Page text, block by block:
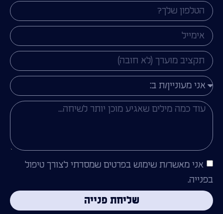
אני מאשר/ת שימוש בפרטים שמסרתי לצורך טיפול
בפנייה.
שליחת פנייה